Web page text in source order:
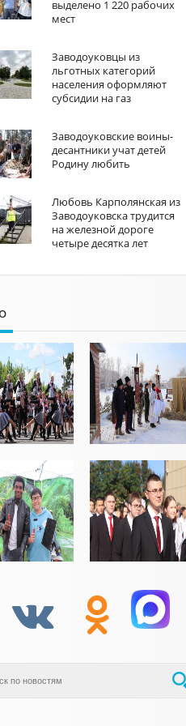
выделено 1 220 рабочих
мест
Заводоуковцы из
льготных категорий
населения оформляют
субсидии на газ
Заводоуковские воины-
десантники учат детей
Родину любить
Любовь Карполянская из
Заводоуковска трудится
на железной дороге
четыре десятка лет